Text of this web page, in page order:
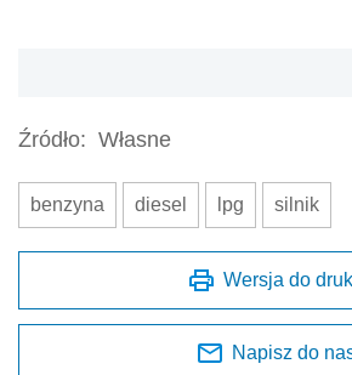
Źródło: Własne
benzyna diesel lpg silnik
Wersja do
Napisz do